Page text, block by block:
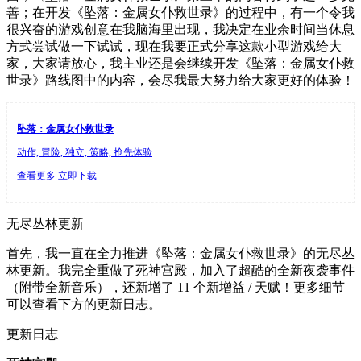
善；在开发《坠落：金属女仆救世录》的过程中，有一个令我
很兴奋的游戏创意在我脑海里出现，我决定在业余时间当休息
方式尝试做一下试试，现在我要正式分享这款小型游戏给大
家，大家请放心，我主业还是会继续开发《坠落：金属女仆救
世录》路线图中的内容，会尽我最大努力给大家更好的体验！
坠落：金属女仆救世录
动作, 冒险, 独立, 策略, 抢先体验
查看更多 立即下载
无尽丛林更新
首先，我一直在全力推进《坠落：金属女仆救世录》的无尽丛
林更新。我完全重做了死神宫殿，加入了超酷的全新夜袭事件
（附带全新音乐），还新增了 11 个新增益 / 天赋！更多细节
可以查看下方的更新日志。
更新日志